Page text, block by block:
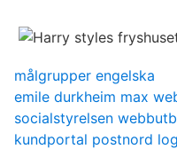
målgrupper engelska
emile durkheim max
socialstyrelsen
kundportal postnord